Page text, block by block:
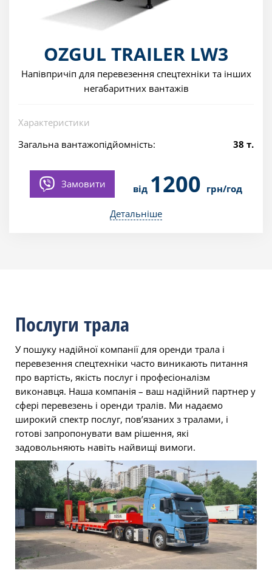
OZGUL TRAILER LW3
Напівпричіп для перевезення спецтехніки та інших
негабаритних вантажів
Характеристики
Загальна вантажопідйомність:
38 т.
Замовити від 1200 грн/год
Детальніше
Послуги трала
У пошуку надійної компанії для оренди трала і
перевезення спецтехніки часто виникають питання
про вартість, якість послуг і професіоналізм
виконавця. Наша компанія – ваш надійний партнер у
сфері перевезень і оренди тралів. Ми надаємо
широкий спектр послуг, пов’язаних з тралами, і
готові запропонувати вам рішення, які
задовольняють навіть найвищі вимоги.